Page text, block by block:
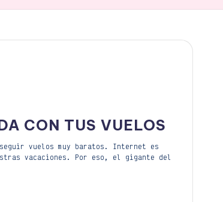
CON TUS VUELOS
vuelos muy baratos. Internet es
vacaciones. Por eso, el gigante del